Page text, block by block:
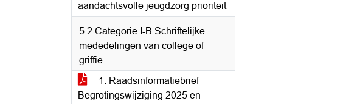
aandachtsvolle jeugdzorg prioriteit
5.2 Categorie I-B Schriftelijke
mededelingen van college of
griffie
1. Raadsinformatiebrief
Begrotingswijziging 2025 en